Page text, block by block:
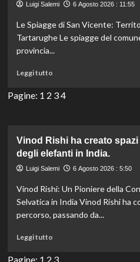
promosse
il
clima
mette
rischio
futuro
Luigi Salemi 6 Agosto 2026 : 11:55
Le Spiagge di San Vicente:
Tartarughe Le spiagge del
provincia...
Leggi tuttoLeggi
più
difendono
i
delle
marine
sulla
spiaggia
Pagine: 1 2 34
Vinod Rishi ha creato
degli elefanti in India.
Luigi Salemi 6 Agosto 2026 : 5:50
Vinod Rishi: Un Pioniere della
Selvatica in India Vinod Rishi ha
percorso, passando da...
Leggi tuttoLeggi
più
Pagine: 1 2 3